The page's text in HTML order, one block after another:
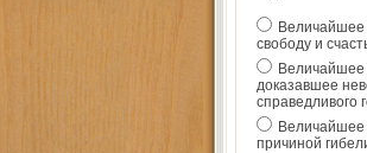
свободу и
Величайшее
доказавшее
справедливого
Величайшее
причиной